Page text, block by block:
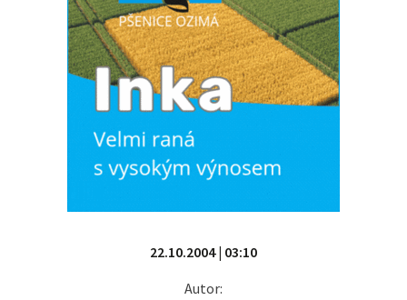
22.10.2004 | 03:10
Autor: